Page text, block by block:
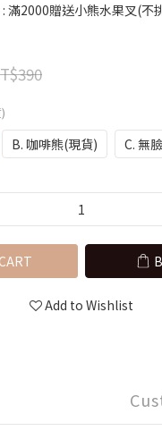
滿2000贈送小熊水果叉(不
B. 咖啡熊(現貨) C. 無
Add to Wishlist